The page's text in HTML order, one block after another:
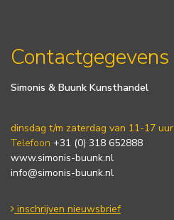
Contactgegevens
Simonis & Buunk Kunsthandel
dinsdag t/m zaterdag van 11-17 uur.
Telefoon +31 (0) 318 652888
www.simonis-buunk.nl
info@simonis-buunk.nl
inschrijven nieuwsbrief